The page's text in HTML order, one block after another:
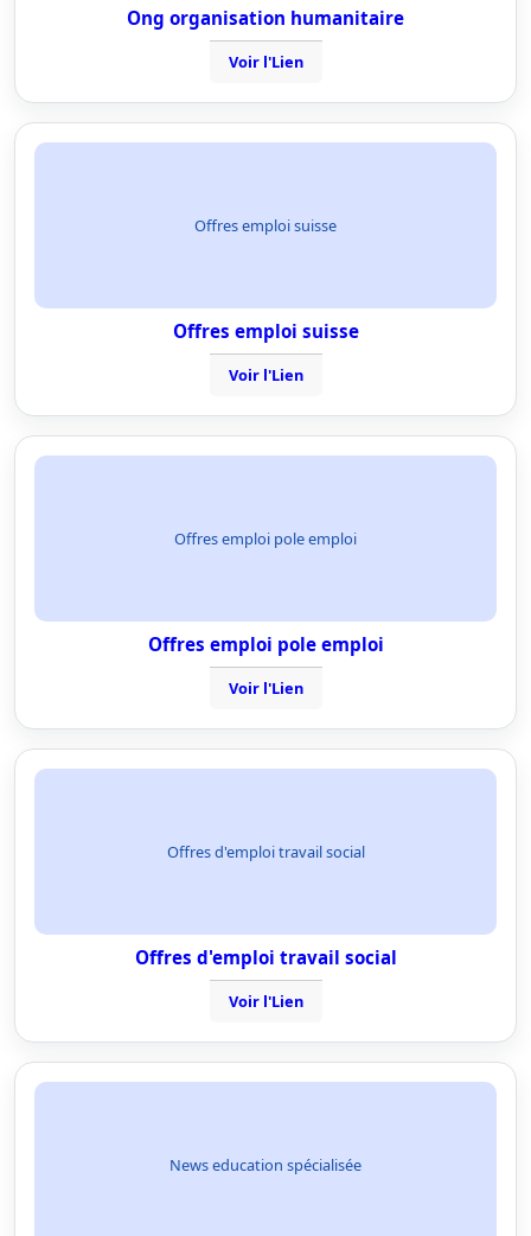
Ong organisation humanitaire
Voir l'Lien
Offres emploi suisse
Offres emploi suisse
Voir l'Lien
Offres emploi pole emploi
Offres emploi pole emploi
Voir l'Lien
Offres d'emploi travail social
Offres d'emploi travail social
Voir l'Lien
News education spécialisée